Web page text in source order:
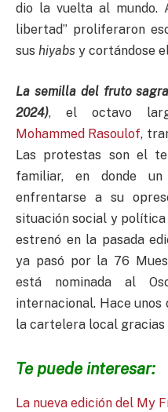
dio la vuelta al mundo.
libertad” proliferaron
sus hiyabs y cortándose
La semilla del fruto
2024), el octavo
Mohammed Rasoulof,
Las protestas son el
familiar, en donde
enfrentarse a su
situación social y política
estrenó en la pasada
ya pasó por la 76
está nominada al
internacional. Hace unos
la cartelera local gracias
Te puede interesar:
La nueva edición del My